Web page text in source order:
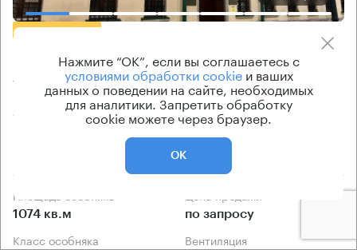
БЕЗ КОМИССИИ
Бизнес-центр
2-й Казачий 3 с1
Москва, 2-й Казачий переулок, 3 с1
Полянка → 440 м ~4 мин
Центральный административный округ (ЦАО)
Площадь особняка
1074 кв.м
Цена продажи
по запросу
Класс особняка Вентиляция
Нажмите “ОК”, если вы соглашаетесь с
условиями обработки cookieи ваших
данных о поведении на сайте, необходимых
для аналитики. Запретить обработку
cookie можете через браузер.
ОК